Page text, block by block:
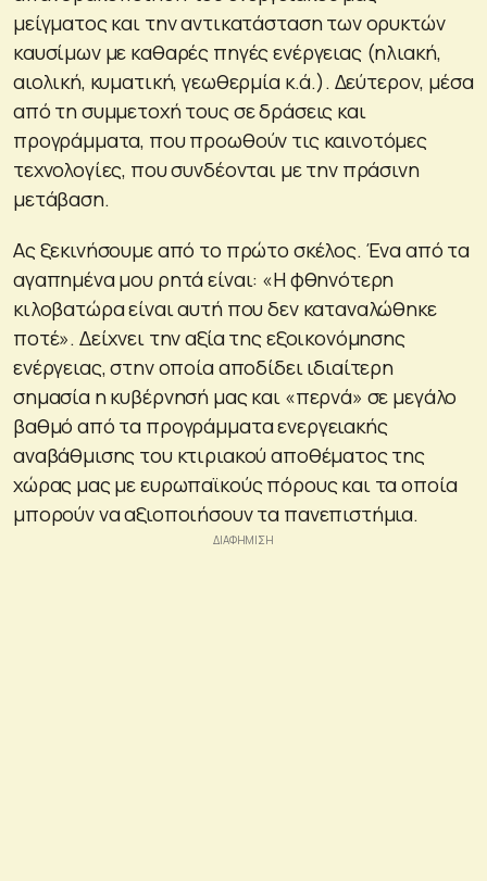
μείγματος και την αντικατάσταση των ορυκτών
καυσίμων με καθαρές πηγές ενέργειας (ηλιακή,
αιολική, κυματική, γεωθερμία κ.ά.). Δεύτερον, μέσα
από τη συμμετοχή τους σε δράσεις και
προγράμματα, που προωθούν τις καινοτόμες
τεχνολογίες, που συνδέονται με την πράσινη
μετάβαση.
Ας ξεκινήσουμε από το πρώτο σκέλος. Ένα από τα
αγαπημένα μου ρητά είναι: «Η φθηνότερη
κιλοβατώρα είναι αυτή που δεν καταναλώθηκε
ποτέ». Δείχνει την αξία της εξοικονόμησης
ενέργειας, στην οποία αποδίδει ιδιαίτερη
σημασία η κυβέρνησή μας και «περνά» σε μεγάλο
βαθμό από τα προγράμματα ενεργειακής
αναβάθμισης του κτιριακού αποθέματος της
χώρας μας με ευρωπαϊκούς πόρους και τα οποία
μπορούν να αξιοποιήσουν τα πανεπιστήμια.